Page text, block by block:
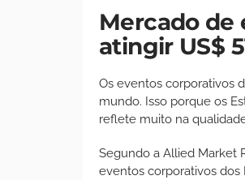
Mercado de
atingir US$
Os eventos corporativos
mundo. Isso porque os
reflete muito na
Segundo a Allied Market
eventos corporativos dos